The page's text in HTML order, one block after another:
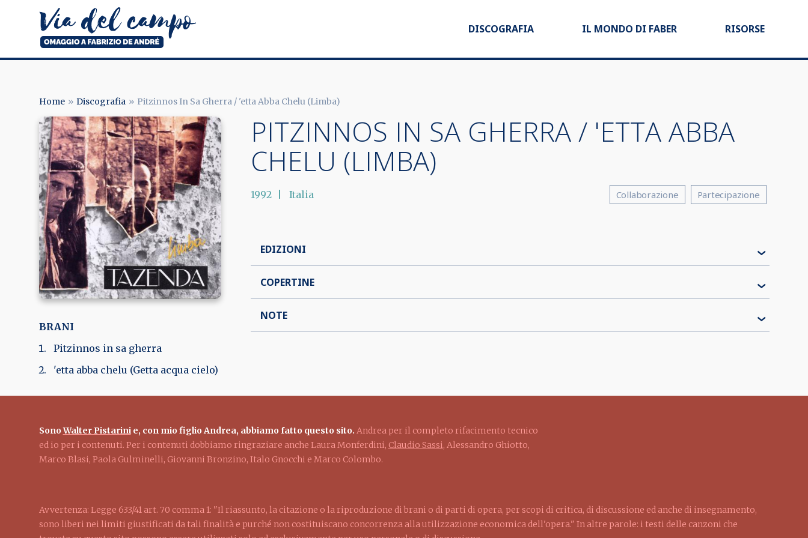
contenuto
principale
Via
campo
DISCOGRAFIA IL MONDO DI FABER RISORSE
BRICIOLE
DI
PANE
Home Discografia Pitzinnos In Sa Gherra / 'etta Abba Chelu (Limba)
Image
BRANI
Pitzinnos in sa gherra
'etta abba chelu (Getta acqua cielo)
PITZINNOS IN SA GHERRA / 'ETTA ABBA
CHELU (LIMBA)
1992 Italia Collaborazione Partecipazione
EDIZIONI
COPERTINE
NOTE
SonoWalter Pistarinie, con mio figlio Andrea, abbiamo fatto questo sito. Andrea per il completo rifacimento tecnico
ed io per i contenuti. Per i contenuti dobbiamo ringraziare anche Laura Monferdini, Claudio Sassi, Alessandro Ghiotto,
Marco Blasi, Paola Gulminelli, Giovanni Bronzino, Italo Gnocchi e Marco Colombo.
Avvertenza: Legge 633/41 art. 70 comma 1: "Il riassunto, la citazione o la riproduzione di brani o di parti di opera, per scopi di critica, di discussione ed anche di insegnamento,
sono liberi nei limiti giustificati da tali finalità e purché non costituiscano concorrenza alla utilizzazione economica dell'opera." In altre parole: i testi delle canzoni che